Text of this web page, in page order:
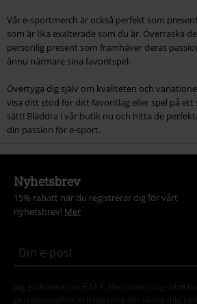
Vår e-sportmerch är också perfekt som
som är lika exalterade som du är. Överraska
personlig present som framhäver deras
ännu närmare sina favoritspel.
Övertyga dig själv om kvaliteten och
visa ditt stöd för ditt favoritlag eller spel på
sätt! Bläddra i vår butik nu och hitta de
din passion för e-sport.
Nyhetsbrev
15% rabatt när du registrerar dig för vårt
nyhetsbrev! Mer
Jag godkänner att E.M.P. Merchandising mbH
personuppgifter och regelbundet skicka mig